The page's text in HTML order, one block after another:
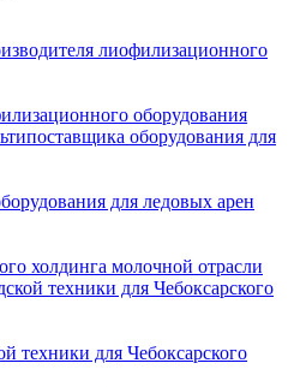
оборудования
для ледовых арен
холдинга молочной отрасли
техники для Чебоксарского